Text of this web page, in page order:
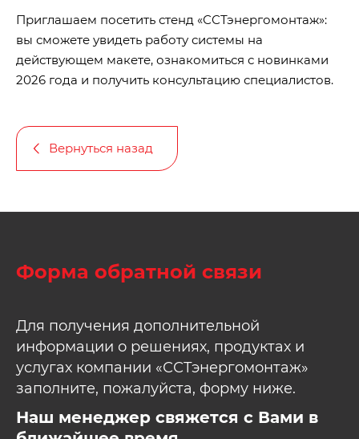
Приглашаем посетить стенд «ССТэнергомонтаж»:
вы сможете увидеть работу системы на
действующем макете, ознакомиться с новинками
2026 года и получить консультацию специалистов.
Вернуться назад
Форма обратной связи
Для получения дополнительной
информации о решениях, продуктах и
услугах компании «ССТэнергомонтаж»
заполните, пожалуйста, форму ниже.
Наш менеджер свяжется с Вами в